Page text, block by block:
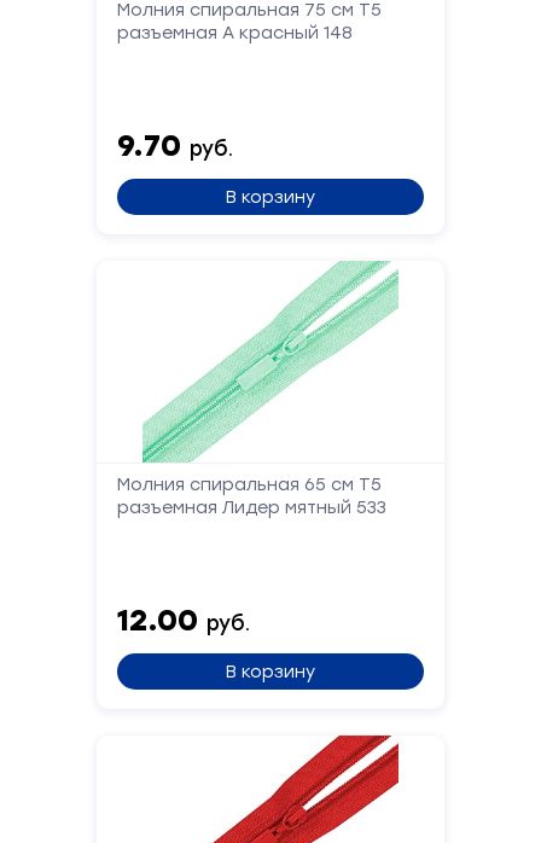
Молния спиральная 75 см Т5
разъемная А красный 148
9.70 руб.
В корзину
Молния спиральная 65 см Т5
разъемная Лидер мятный 533
12.00 руб.
В корзину
Заполните
мы
вам
перезвоним
Телефон
Отправить